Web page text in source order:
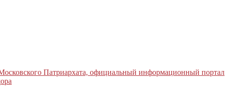
Патриархата, официальный информационный портал